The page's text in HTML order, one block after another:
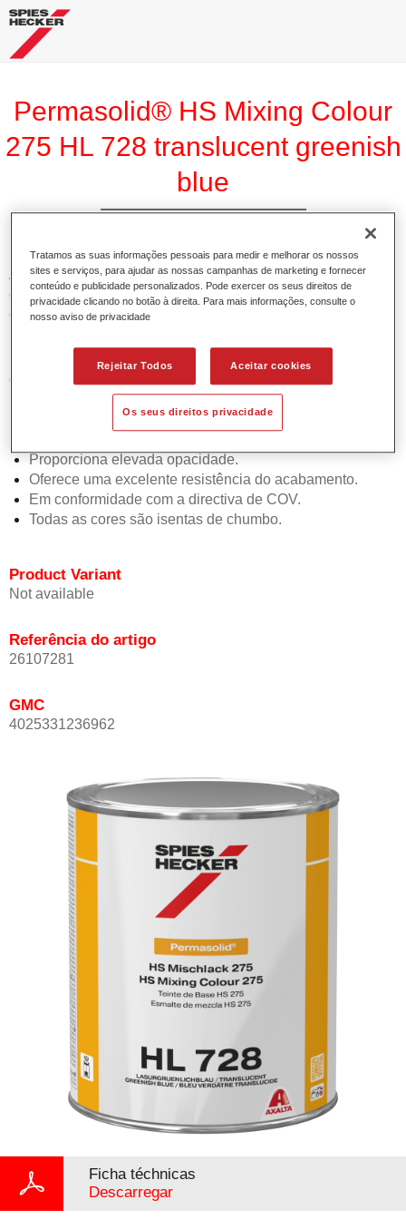
Permasolid® HS Mixing Colour
275 HL 728 translucent greenish
blue
A Base Pemasolid HS 275 torna possível misturar as cores
com o Permasolid HS Esmalte 275 de alta qualidade para
criar todas as cores lisas para a repintura de veículos de
Características do produto
Permite uma aplicação simples e rápida numa operação
de 1.5 demãos.
Proporciona elevada opacidade.
Oferece uma excelente resistência do acabamento.
Em conformidade com a directiva de COV.
Todas as cores são isentas de chumbo.
Product Variant
Not available
Referência do artigo
26107281
GMC
4025331236962
Ficha téchnicas
Descarregar
Tratamos as suas informações pessoais para medir e melhorar os nossos
sites e serviços, para ajudar as nossas campanhas de marketing e fornecer
conteúdo e publicidade personalizados. Pode exercer os seus direitos de
privacidade clicando no botão à direita. Para mais informações, consulte o
nosso aviso de privacidade
Rejeitar Todos Aceitar cookies
Os seus direitos privacidade